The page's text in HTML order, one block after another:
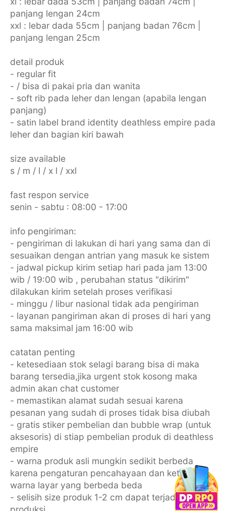
panjang lengan 24cm
xxl : lebar dada 55cm | panjang badan 76cm |
panjang lengan 25cm
detail produk
- regular fit
- / bisa di pakai pria dan wanita
- soft rib pada leher dan lengan (apabila lengan
panjang)
- satin label brand identity deathless empire pada
leher dan bagian kiri bawah
size available
s / m / l / x l / xxl
fast respon service
senin - sabtu : 08:00 - 17:00
info pengiriman:
- pengiriman di lakukan di hari yang sama dan di
sesuaikan dengan antrian yang masuk ke sistem
- jadwal pickup kirim setiap hari pada jam 13:00
wib / 19:00 wib , perubahan status "dikirim"
dilakukan kirim setelah proses verifikasi
- minggu / libur nasional tidak ada pengiriman
- layanan pangiriman akan di proses di hari yang
sama maksimal jam 16:00 wib
catatan penting
- ketesediaan stok selagi barang bisa di maka
barang tersedia,jika urgent stok kosong maka
admin akan chat customer
- memastikan alamat sudah sesuai karena
pesanan yang sudah di proses tidak bisa diubah
- gratis stiker pembelian dan bubble wrap (untuk
aksesoris) di stiap pembelian produk di deathless
empire
- warna produk asli mungkin sedikit berbeda
karena pengaturan pencahayaan dan ketajaman
warna layar yang berbeda beda
- selisih size produk 1-2 cm dapat terjadi karena